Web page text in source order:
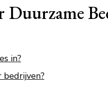
Duurzame
in?
bedrijven?